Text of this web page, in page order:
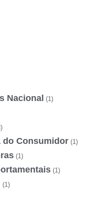
Nacional (1)
do Consumidor (1)
(1)
(1)
(1)